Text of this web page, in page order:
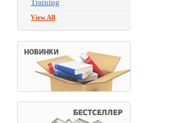
Training
View All